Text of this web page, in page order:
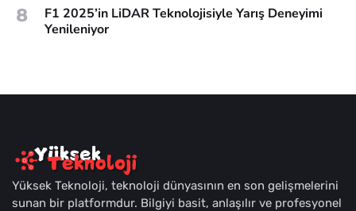
8
F1 2025’in LiDAR Teknolojisiyle Yarış Deneyimi
Yenileniyor
Yüksek Teknoloji, teknoloji dünyasının en son gelişmelerini
sunan bir platformdur. Bilgiyi basit, anlaşılır ve profesyonel